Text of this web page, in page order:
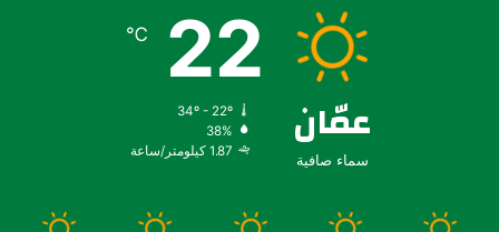
عمّان
سماء صافية
22
℃
34º - 22º
38%
1.87 كيلومتر/ساعة